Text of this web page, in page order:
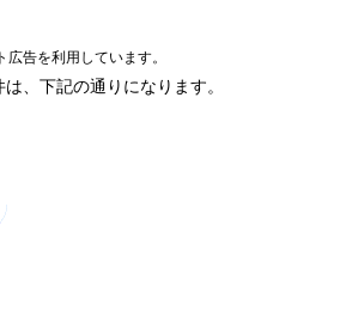
告を利用しています。
、下記の通りになります。